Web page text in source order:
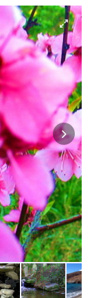
DE
IT
ES
RU
CN